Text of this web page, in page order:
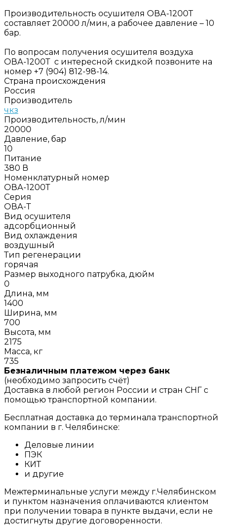
Производительность осушителя ОВА-1200Т
составляет 20000 л/мин, а рабочее давление – 10
бар.
По вопросам получения осушителя воздуха
ОВА-1200Т с интересной скидкой позвоните на
номер +7 (904) 812-98-14.
Страна происхождения
Россия
Производитель
чкз
Производительность, л/мин
20000
Давление, бар
10
Питание
380 В
Номенклатурный номер
ОВА-1200Т
Серия
ОВА-Т
Вид осушителя
адсорбционный
Вид охлаждения
воздушный
Тип регенерации
горячая
Размер выходного патрубка, дюйм
0
Длина, мм
1400
Ширина, мм
700
Высота, мм
2175
Масса, кг
735
Безналичным платежом через банк
(необходимо запросить счёт)
Доставка в любой регион России и стран СНГ с
помощью транспортной компании.
Бесплатная доставка до терминала транспортной
компании в г. Челябинске:
Деловые линии
ПЭК
КИТ
и другие
Межтерминальные услуги между г.Челябинском
и пунктом назначения оплачиваются клиентом
при получении товара в пункте выдачи, если не
достигнуты другие договоренности.